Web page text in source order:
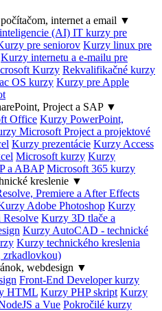
internet a email ▼
(AI) IT kurzy pre
pre seniorov Kurzy linux pre
Kurzy internetu a e-mailu pre
Kurzy Rekvalifikačné kurzy
OS kurzy Kurzy pre Apple
Project a SAP ▼
Office Kurzy PowerPoint,
Microsoft Project a projektové
Kurzy prezentácie Kurzy Access
Microsoft kurzy Kurzy
a ABAP Microsoft 365 kurzy
kreslenie ▼
Premiere a After Effects
Adobe Photoshop Kurzy
Kurzy 3D tlače a
Kurzy AutoCAD - technické
Kurzy technického kreslenia
zrkadlovkou)
webdesign ▼
Front-End Developer kurzy
HTML Kurzy PHP skript Kurzy
a Vue Pokročilé kurzy